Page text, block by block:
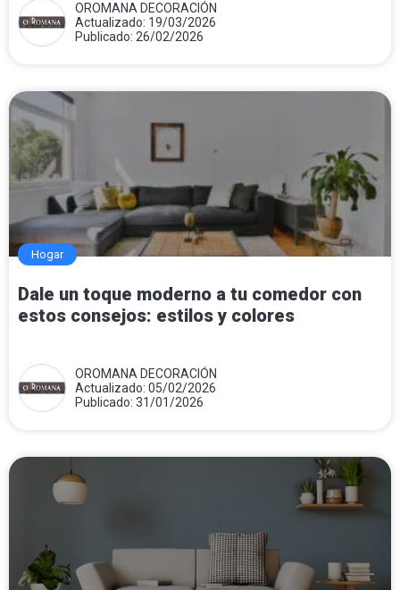
OROMANA DECORACIÓN
Actualizado: 19/03/2026
Publicado: 26/02/2026
Hogar
Dale un toque moderno a tu comedor con
estos consejos: estilos y colores
OROMANA DECORACIÓN
Actualizado: 05/02/2026
Publicado: 31/01/2026